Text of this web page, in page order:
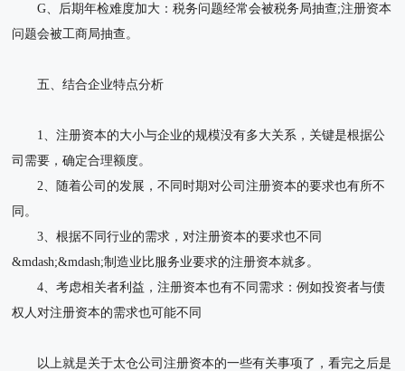
G、后期年检难度加大：税务问题经常会被税务局抽查;注册资本
问题会被工商局抽查。
五、结合企业特点分析
1、注册资本的大小与企业的规模没有多大关系，关键是根据公
司需要，确定合理额度。
2、随着公司的发展，不同时期对公司注册资本的要求也有所不
同。
3、根据不同行业的需求，对注册资本的要求也不同
&mdash;&mdash;制造业比服务业要求的注册资本就多。
4、考虑相关者利益，注册资本也有不同需求：例如投资者与债
权人对注册资本的需求也可能不同
以上就是关于太仓公司注册资本的一些有关事项了，看完之后是